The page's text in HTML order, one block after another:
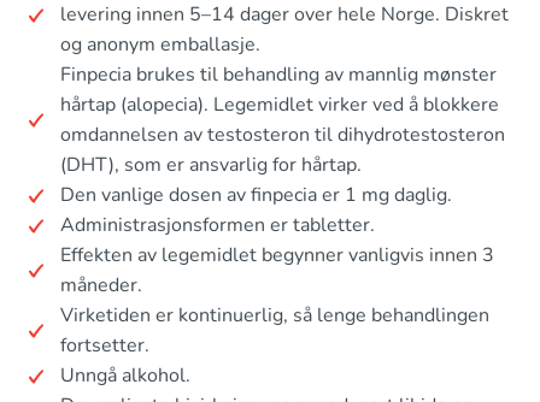
levering innen 5–14 dager over hele Norge. Diskret
og anonym emballasje.
Finpecia brukes til behandling av mannlig mønster
hårtap (alopecia). Legemidlet virker ved å blokkere
omdannelsen av testosteron til dihydrotestosteron
(DHT), som er ansvarlig for hårtap.
Den vanlige dosen av finpecia er 1 mg daglig.
Administrasjonsformen er tabletter.
Effekten av legemidlet begynner vanligvis innen 3
måneder.
Virketiden er kontinuerlig, så lenge behandlingen
fortsetter.
Unngå alkohol.